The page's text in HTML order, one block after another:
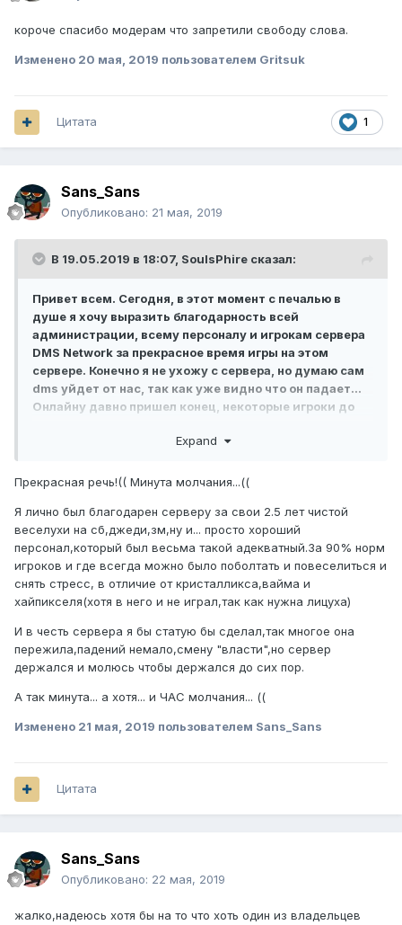
короче спасибо модерам что запретили свободу слова.
Изменено 20 мая, 2019 пользователем Gritsuk
1
Цитата
Sans_Sans
Опубликовано: 21 мая, 2019
В 19.05.2019 в 18:07, SoulsPhire сказал:
Привет всем. Сегодня, в этот момент с печалью в
душе я хочу выразить благодарность всей
администрации, всему персоналу и игрокам сервера
DMS Network за прекрасное время игры на этом
сервере. Конечно я не ухожу с сервера, но думаю сам
dms уйдет от нас, так как уже видно что он падает...
Онлайну давно пришел конец, некоторые игроки до
kasdo за мини-режим JediCraft, некоторые игроки не
распространённый, но самый лучший он на dms. Я
сумму денег, ибо это того стоило, ещё как... Никогда
не забуду сервер и игроков, с которыми я так круто и
беззаботно проводил время....
P.S.
Надеюсь на воскрешение DMS!
Expand
Прекрасная речь!(( Минута молчания...((
Я лично был благодарен серверу за свои 2.5 лет чистой
веселухи на сб,джеди,зм,ну и... просто хороший
персонал,который был весьма такой адекватный.За 90% норм
игроков и где всегда можно было поболтать и повеселиться и
снять стресс, в отличие от кристалликса,вайма и
хайпикселя(хотя в него и не играл,так как нужна лицуха)
И в честь сервера я бы статую бы сделал,так многое она
пережила,падений немало,смену "власти",но сервер
держался и молюсь чтобы держался до сих пор.
А так минута... а хотя... и ЧАС молчания... ((
Изменено 21 мая, 2019 пользователем Sans_Sans
Цитата
Sans_Sans
Опубликовано: 22 мая, 2019
жалко,надеюсь хотя бы на то что хоть один из владельцев